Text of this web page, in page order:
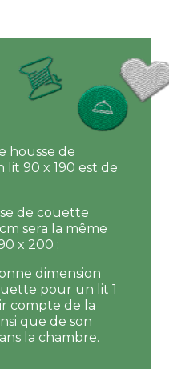
housse de
90 x 190 est de
de couette
sera la même
x 200 ;
dimension
pour un lit 1
compte de la
que de son
la chambre.